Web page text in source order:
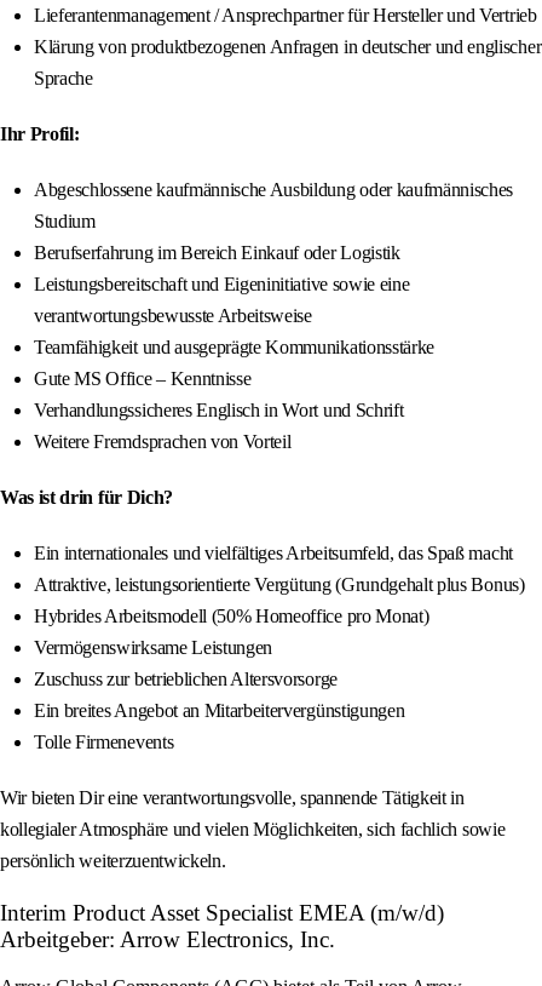
Lieferantenmanagement / Ansprechpartner für Hersteller und Vertrieb
Klärung von produktbezogenen Anfragen in deutscher und englischer
Sprache
Ihr Profil:
Abgeschlossene kaufmännische Ausbildung oder kaufmännisches
Studium
Berufserfahrung im Bereich Einkauf oder Logistik
Leistungsbereitschaft und Eigeninitiative sowie eine
verantwortungsbewusste Arbeitsweise
Teamfähigkeit und ausgeprägte Kommunikationsstärke
Gute MS Office – Kenntnisse
Verhandlungssicheres Englisch in Wort und Schrift
Weitere Fremdsprachen von Vorteil
Was ist drin für Dich?
Ein internationales und vielfältiges Arbeitsumfeld, das Spaß macht
Attraktive, leistungsorientierte Vergütung (Grundgehalt plus Bonus)
Hybrides Arbeitsmodell (50% Homeoffice pro Monat)
Vermögenswirksame Leistungen
Zuschuss zur betrieblichen Altersvorsorge
Ein breites Angebot an Mitarbeitervergünstigungen
Tolle Firmenevents
Wir bieten Dir eine verantwortungsvolle, spannende Tätigkeit in
kollegialer Atmosphäre und vielen Möglichkeiten, sich fachlich sowie
persönlich weiterzuentwickeln.
Interim Product Asset Specialist EMEA (m/w/d)
Arbeitgeber: Arrow Electronics, Inc.